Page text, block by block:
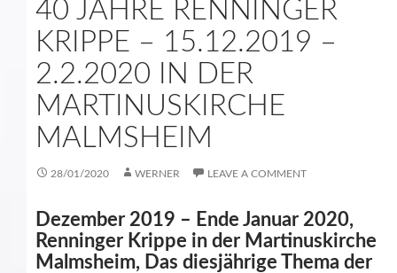
40 JAHRE RENNINGER
KRIPPE – 15.12.2019 –
2.2.2020 IN DER
MARTINUSKIRCHE
MALMSHEIM
28/01/2020 WERNER LEAVE A COMMENT
Dezember 2019 – Ende Januar 2020,
Renninger Krippe in der Martinuskirche
Malmsheim, Das diesjährige Thema der